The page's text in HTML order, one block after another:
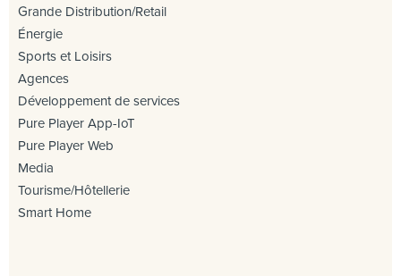
Grande Distribution/Retail
Énergie
Sports et Loisirs
Agences
Développement de services
Pure Player App-IoT
Pure Player Web
Media
Tourisme/Hôtellerie
Smart Home